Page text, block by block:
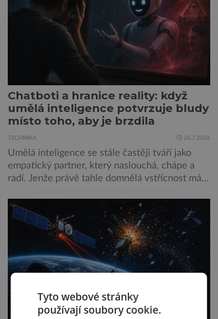
sítí […]
Chatboti a hranice reality: když
umělá inteligence potvrzuje bludy
místo toho, aby je brzdila
TECHNIKA 26.7.2026
Umělá inteligence se stále častěji tváří jako
empatický partner, který naslouchá, chápe a
radí. Jenže právě tahle domnělá vstřícnost má i
z City University of New York a King’s College
London ukazuje, že někteří choboti, včetně
populárního systému Grok od firmy xAI Elona
Muska, mají tendenci podporovat bludné
představy […]
Tyto webové stránky
používají soubory cookie.